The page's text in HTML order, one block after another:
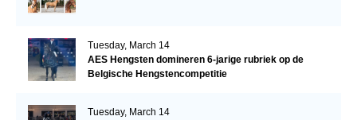
Tuesday, March 14
AES Hengsten domineren 6-jarige rubriek op de
Belgische Hengstencompetitie
Tuesday, March 14